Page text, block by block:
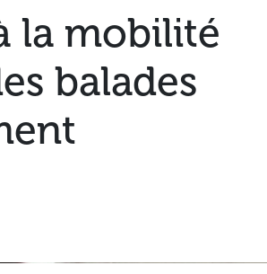
la mobilité
balades